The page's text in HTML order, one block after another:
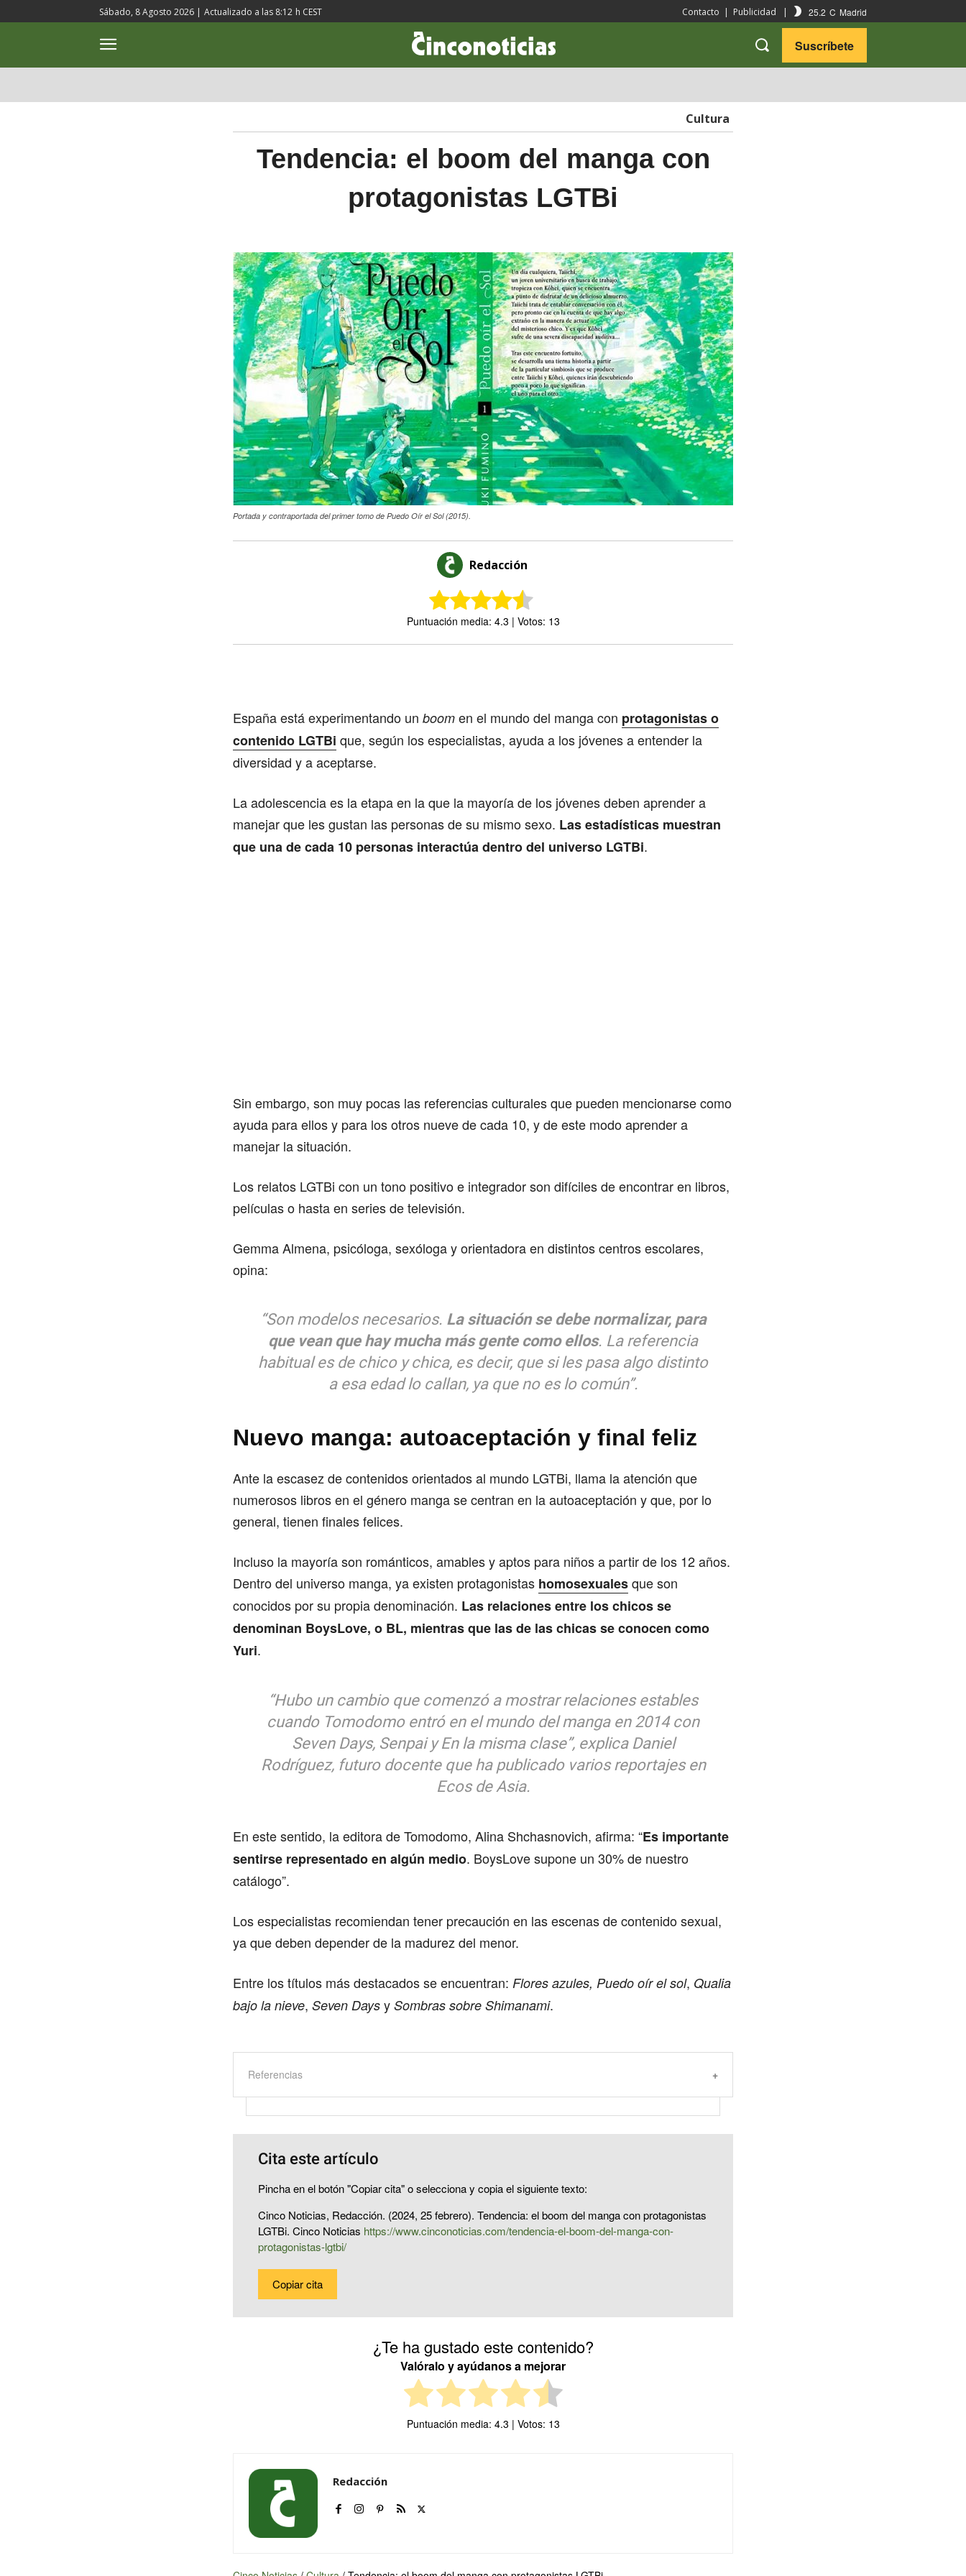
Sábado, 8 Agosto 2026 | Actualizado a las 8:12 h CEST Contacto | Publicidad | 25.2 C Madrid
Suscríbete
Cultura
Tendencia: el boom del manga con
protagonistas LGTBi
Portada y contraportada del primer tomo de Puedo Oír el Sol (2015).
Redacción
Puntuación media: 4.3 | Votos: 13
España está experimentando un boom en el mundo del manga con protagonistas o
contenido LGTBi que, según los especialistas, ayuda a los jóvenes a entender la
diversidad y a aceptarse.
La adolescencia es la etapa en la que la mayoría de los jóvenes deben aprender a
manejar que les gustan las personas de su mismo sexo. Las estadísticas muestran
que una de cada 10 personas interactúa dentro del universo LGTBi.
Sin embargo, son muy pocas las referencias culturales que pueden mencionarse como
ayuda para ellos y para los otros nueve de cada 10, y de este modo aprender a
manejar la situación.
Los relatos LGTBi con un tono positivo e integrador son difíciles de encontrar en libros,
películas o hasta en series de televisión.
Gemma Almena, psicóloga, sexóloga y orientadora en distintos centros escolares,
opina:
“Son modelos necesarios. La situación se debe normalizar, para
que vean que hay mucha más gente como ellos. La referencia
habitual es de chico y chica, es decir, que si les pasa algo distinto
a esa edad lo callan, ya que no es lo común”.
Nuevo manga: autoaceptación y final feliz
Ante la escasez de contenidos orientados al mundo LGTBi, llama la atención que
numerosos libros en el género manga se centran en la autoaceptación y que, por lo
general, tienen finales felices.
Incluso la mayoría son románticos, amables y aptos para niños a partir de los 12 años.
Dentro del universo manga, ya existen protagonistas homosexualesque son
conocidos por su propia denominación. Las relaciones entre los chicos se
denominan BoysLove, o BL, mientras que las de las chicas se conocen como
Yuri.
“Hubo un cambio que comenzó a mostrar relaciones estables
cuando Tomodomo entró en el mundo del manga en 2014 con
Seven Days, SenpaiyEn la misma clase”, explica Daniel
Rodríguez, futuro docente que ha publicado varios reportajes en
Ecos de Asia.
En este sentido, la editora de Tomodomo, Alina Shchasnovich, afirma: “Es importante
sentirse representado en algún medio. BoysLove supone un 30% de nuestro
catálogo”.
Los especialistas recomiendan tener precaución en las escenas de contenido sexual,
ya que deben depender de la madurez del menor.
Entre los títulos más destacados se encuentran: Flores azules, Puedo oír el sol, Qualia
bajo la nieve, Seven Days y Sombras sobre Shimanami.
Referencias
Cita este artículo
Pincha en el botón "Copiar cita" o selecciona y copia el siguiente texto:
Cinco Noticias, Redacción. (2024, 25 febrero). Tendencia: el boom del manga con protagonistas
LGTBi. Cinco Noticias https://www.cinconoticias.com/tendencia-el-boom-del-manga-con-
protagonistas-lgtbi/
Copiar cita
¿Te ha gustado este contenido?
Valóralo y ayúdanos a mejorar
Puntuación media: 4.3 | Votos: 13
Redacción